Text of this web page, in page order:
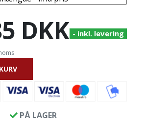
DKK - inkl. levering
PÅ LAGER